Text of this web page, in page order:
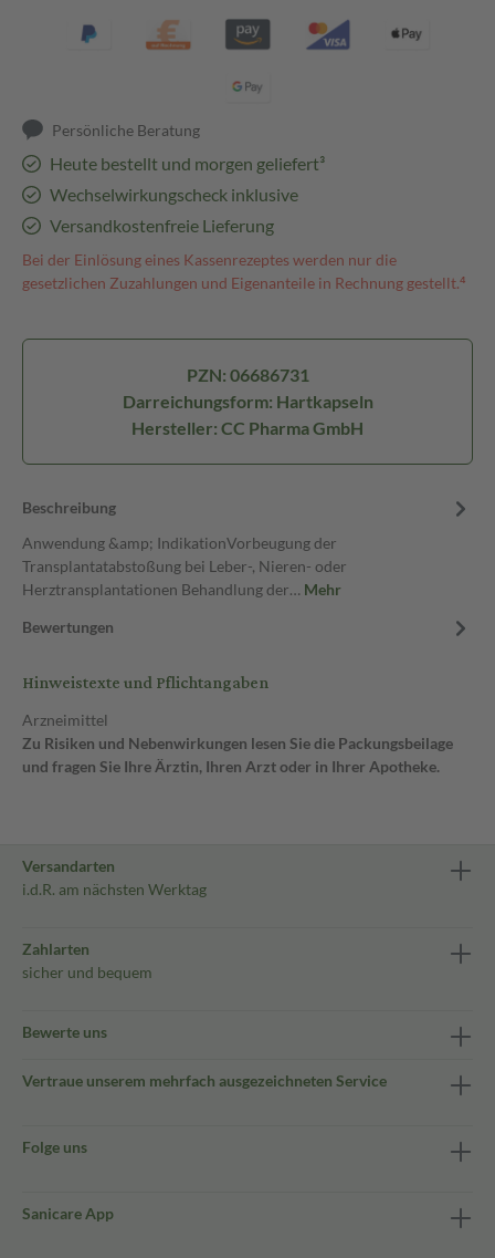
Persönliche Beratung
Heute bestellt und morgen geliefert³
Wechselwirkungscheck inklusive
Versandkostenfreie Lieferung
Bei der Einlösung eines Kassenrezeptes werden nur die
gesetzlichen Zuzahlungen und Eigenanteile in Rechnung gestellt.⁴
PZN: 06686731
Darreichungsform: Hartkapseln
Hersteller: CC Pharma GmbH
Beschreibung
Anwendung &amp; IndikationVorbeugung der
Transplantatabstoßung bei Leber-, Nieren- oder
Herztransplantationen Behandlung der… Mehr
Bewertungen
Hinweistexte und Pflichtangaben
Arzneimittel
Zu Risiken und Nebenwirkungen lesen Sie die Packungsbeilage
und fragen Sie Ihre Ärztin, Ihren Arzt oder in Ihrer Apotheke.
Versandarten
i.d.R. am nächsten Werktag
Zahlarten
sicher und bequem
Bewerte uns
Vertraue unserem mehrfach ausgezeichneten Service
Folge uns
Sanicare App